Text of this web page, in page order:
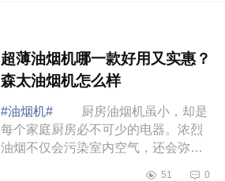
超薄油烟机哪一款好用又实惠？
森太油烟机怎么样
#油烟机#
厨房油烟机虽小，却是
每个家庭厨房必不可少的电器。浓烈
油烟不仅会污染室内空气，还会弥漫
51 0